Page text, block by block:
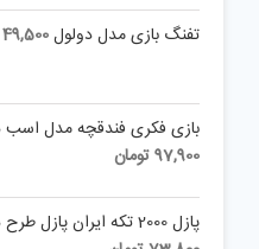
تفنگ بازی مدل دولول49,500
بازی فکری فندقچه مدل
97,900تومان
پازل 2000 تکه ایران پازل طرح دوچرخه و طبیعت